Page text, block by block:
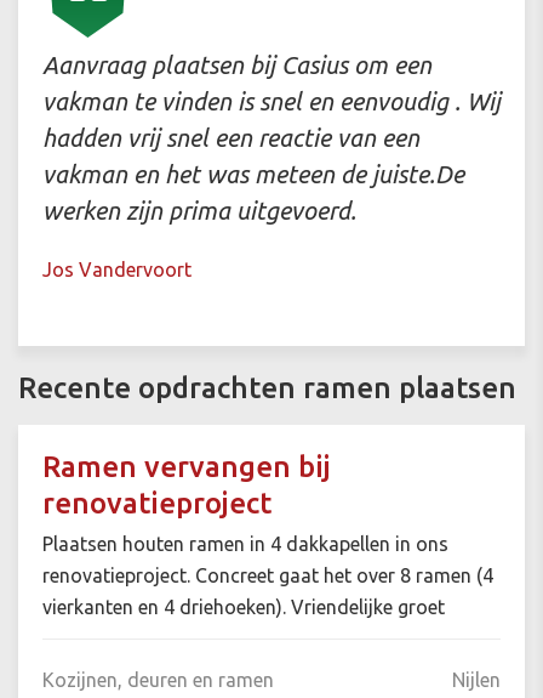
Aanvraag plaatsen bij Casius om een
vakman te vinden is snel en eenvoudig . Wij
hadden vrij snel een reactie van een
vakman en het was meteen de juiste.De
werken zijn prima uitgevoerd.
Jos Vandervoort
Recente opdrachten ramen plaatsen
Ramen vervangen bij
renovatieproject
Plaatsen houten ramen in 4 dakkapellen in ons
renovatieproject. Concreet gaat het over 8 ramen (4
vierkanten en 4 driehoeken). Vriendelijke groet
Kozijnen, deuren en ramen Nijlen